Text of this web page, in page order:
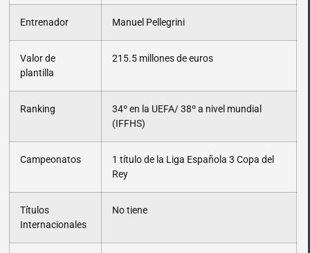
Entrenador Manuel Pellegrini
Valor de
plantilla
215.5 millones de euros
Ranking
34º en la UEFA/ 38º a nivel mundial
(IFFHS)
Campeonatos 1 título de la Liga Española 3 Copa del
Rey
Títulos
Internacionales
No tiene